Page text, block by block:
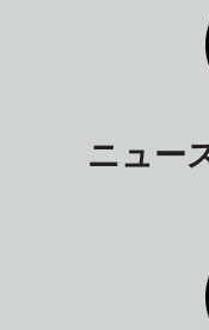
ニュー